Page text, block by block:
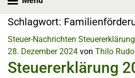
Schlagwort:
Steuer-Nachrichten
28. Dezember 2024 von Thilo
Steuererklärung